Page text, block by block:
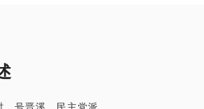
，《CALIIBRE》和《相机钟表》刊物创办
钟表收藏知识30讲》（荣宝斋出版社）、